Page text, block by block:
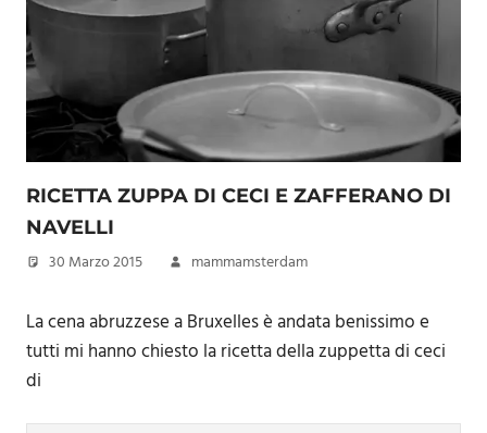
RICETTA ZUPPA DI CECI E ZAFFERANO DI
NAVELLI
30 Marzo 2015 mammamsterdam
La cena abruzzese a Bruxelles è andata benissimo e
tutti mi hanno chiesto la ricetta della zuppetta di ceci
di